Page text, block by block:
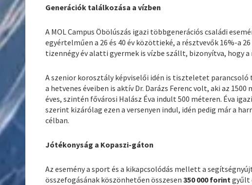
Generációk találkozása a vízben
A MOL Campus Öbölúszás igazi többgenerációs családi
egyértelműen a 26 és 40 év közöttieké, a résztvevők 16%-a
tizennégy év alatti gyermek is vízbe szállt, bizonyítva, hogy
A szenior korosztály képviselői idén is tiszteletet
a hetvenes éveiben is aktív Dr. Darázs Ferenc volt, aki az
éves, szintén fővárosi Halász Éva indult 500 méteren. Éva
szerint kizárólag ezen a versenyen indul, idén pedig már a
célban.
Jótékonyság a Kopaszi-gáton
Az esemény a sport és a kikapcsolódás mellett a
összefogásának köszönhetően összesen350 000 forintgyűlt